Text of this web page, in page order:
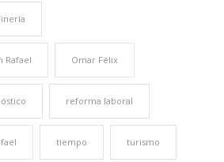
Rafael Omar Félix
reforma laboral
tiempo turismo